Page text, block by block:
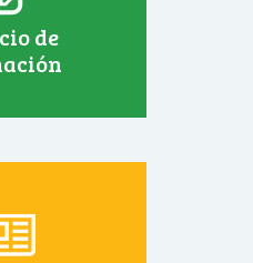
de